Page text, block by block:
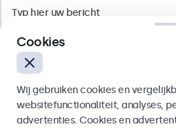
Cookies
Wij gebruiken cookies en
websitefunctionaliteit, analyses,
advertenties. Cookies en